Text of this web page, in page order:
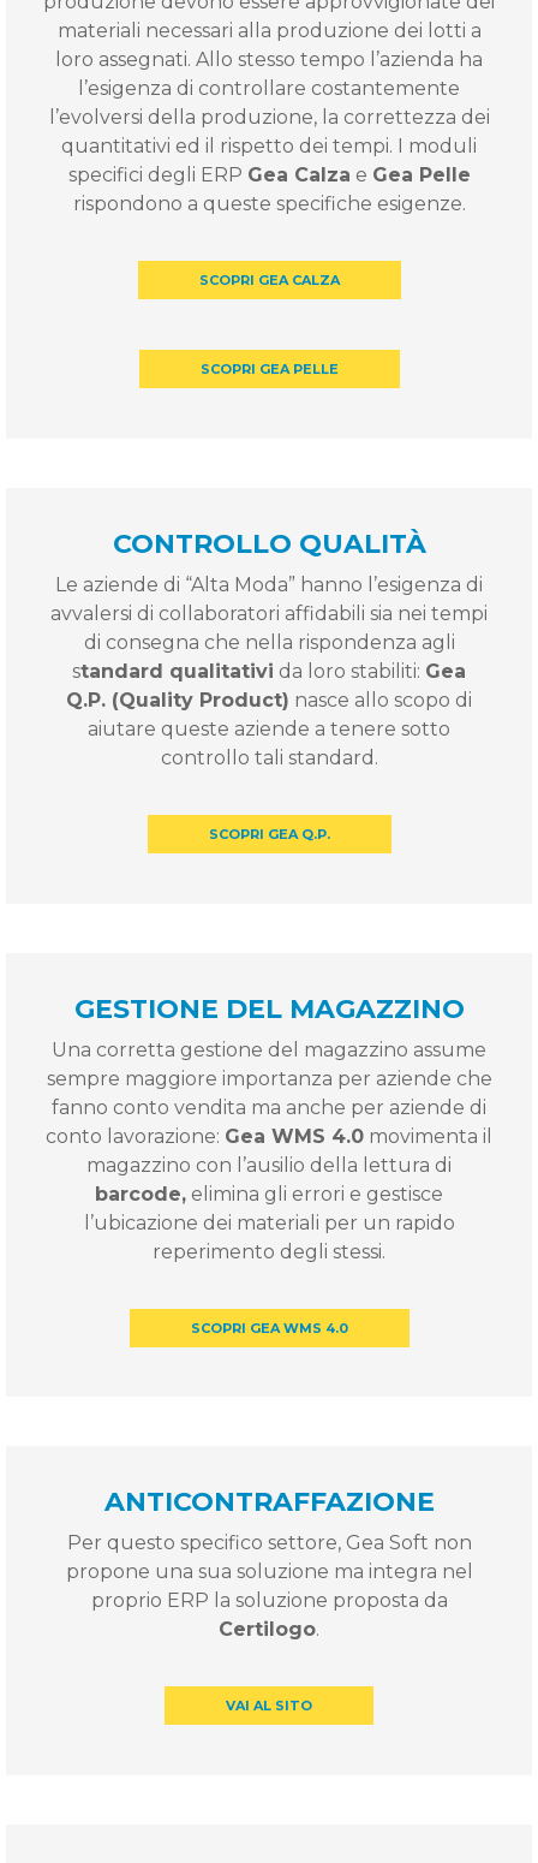
materiali necessari alla produzione dei lotti a
loro assegnati. Allo stesso tempo l’azienda ha
l’esigenza di controllare costantemente
l’evolversi della produzione, la correttezza dei
quantitativi ed il rispetto dei tempi. I moduli
specifici degli ERP Gea Calza e Gea Pelle
rispondono a queste specifiche esigenze.
SCOPRI GEA CALZA
SCOPRI GEA PELLE
CONTROLLO QUALITÀ
Le aziende di “Alta Moda” hanno l’esigenza di
avvalersi di collaboratori affidabili sia nei tempi
di consegna che nella rispondenza agli
standard qualitativi da loro stabiliti: Gea
Q.P. (Quality Product) nasce allo scopo di
aiutare queste aziende a tenere sotto
controllo tali standard.
SCOPRI GEA Q.P.
GESTIONE DEL MAGAZZINO
Una corretta gestione del magazzino assume
sempre maggiore importanza per aziende che
fanno conto vendita ma anche per aziende di
conto lavorazione: Gea WMS 4.0 movimenta il
magazzino con l’ausilio della lettura di
barcode, elimina gli errori e gestisce
l’ubicazione dei materiali per un rapido
reperimento degli stessi.
SCOPRI GEA WMS 4.0
ANTICONTRAFFAZIONE
Per questo specifico settore, Gea Soft non
propone una sua soluzione ma integra nel
proprio ERP la soluzione proposta da
Certilogo.
VAI AL SITO